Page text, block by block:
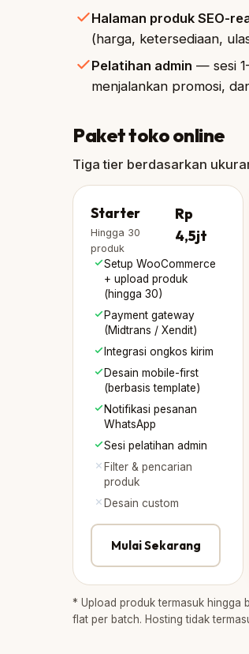
Halaman produk SEO-
(harga, ketersediaan,
Pelatihan admin — sesi
menjalankan promosi,
Paket toko online
Tiga tier berdasarkan
Starter
Hingga 30
produk
Rp
4,5jt
Setup WooCommerce
+ upload produk
(hingga 30)
Payment gateway
(Midtrans / Xendit)
Integrasi ongkos kirim
Desain mobile-first
(berbasis template)
Notifikasi pesanan
WhatsApp
Sesi pelatihan admin
Filter & pencarian
produk
Desain custom
Mulai Sekarang
* Upload produk termasuk hingga
flat per batch. Hosting tidak